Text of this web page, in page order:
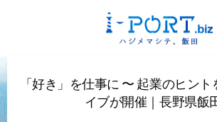
「好き」を仕事に 〜 起業のヒン
イブが開催｜長野県飯